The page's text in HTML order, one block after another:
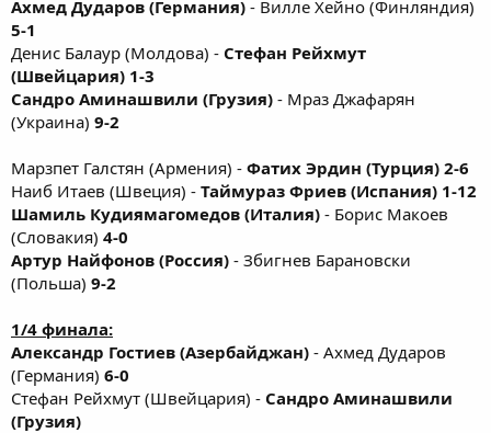
Ахмед Дударов (Германия) - Вилле Хейно (Финляндия)
5-1
Денис Балаур (Молдова) - Стефан Рейхмут
(Швейцария) 1-3
Сандро Аминашвили (Грузия) - Мраз Джафарян
(Украина) 9-2
Марзпет Галстян (Армения) - Фатих Эрдин (Турция) 2-6
Наиб Итаев (Швеция) - Таймураз Фриев (Испания) 1-12
Шамиль Кудиямагомедов (Италия) - Борис Макоев
(Словакия) 4-0
Артур Найфонов (Россия) - Збигнев Барановски
(Польша) 9-2
1/4 финала:
Александр Гостиев (Азербайджан) - Ахмед Дударов
(Германия) 6-0
Стефан Рейхмут (Швейцария) - Сандро Аминашвили
(Грузия)